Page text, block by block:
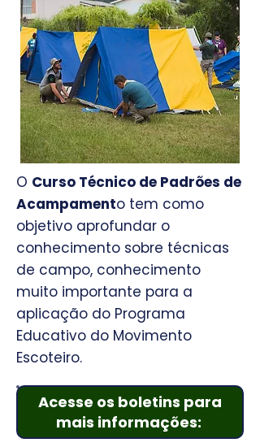
O Curso Técnico de Padrões de
Acampamento tem como
objetivo aprofundar o
conhecimento sobre técnicas
de campo, conhecimento
muito importante para a
aplicação do Programa
Educativo do Movimento
Escoteiro.
Acesse os boletins para
mais informações: